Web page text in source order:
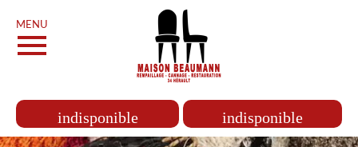
MENU
indisponible indisponible